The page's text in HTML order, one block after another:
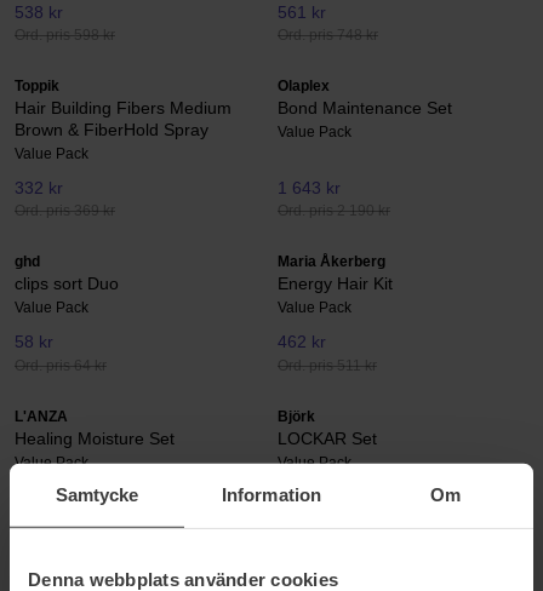
Samtycke Information Om
Denna webbplats använder cookies
538 kr
Ord. pris 598 kr
561 kr
Ord. pris 748 kr
Toppik
Hair Building Fibers Medium
Brown & FiberHold Spray
Value Pack
332 kr
Ord. pris 369 kr
Olaplex
Bond Maintenance Set
Value Pack
1 643 kr
Ord. pris 2 190 kr
ghd
clips sort Duo
Value Pack
58 kr
Ord. pris 64 kr
Maria Åkerberg
Energy Hair Kit
Value Pack
462 kr
Ord. pris 511 kr
L'ANZA
Healing Moisture Set
Value Pack
850 kr
Björk
LOCKAR Set
Value Pack
446 kr
Wella Professionals Björk